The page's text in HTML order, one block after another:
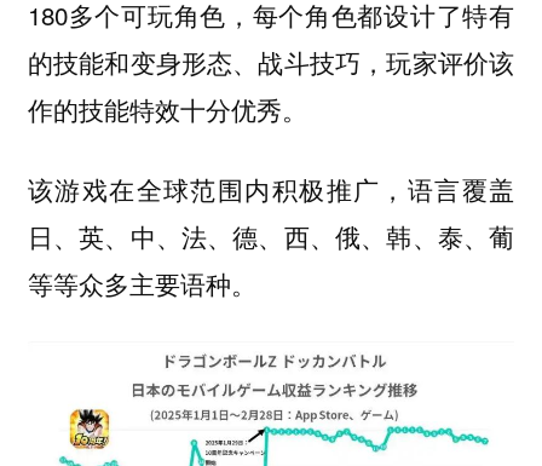
180多个可玩角色，每个角色都设计了特有
的技能和变身形态、战斗技巧，玩家评价该
作的技能特效十分优秀。
该游戏在全球范围内积极推广，语言覆盖
日、英、中、法、德、西、俄、韩、泰、葡
等等众多主要语种。